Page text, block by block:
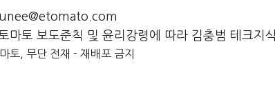
마토 보도준칙 및 윤리강령에 따라 김충범 테크지
토, 무단 전재 - 재배포 금지